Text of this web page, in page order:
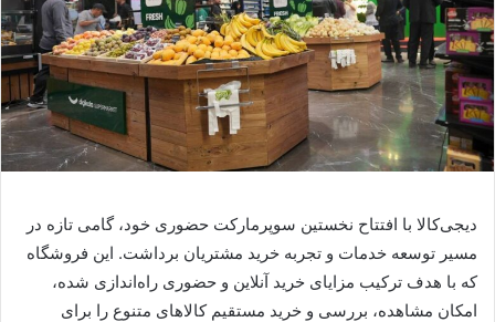
دیجی‌کالا با افتتاح نخستین سوپرمارکت حضوری خود، گامی تازه در
مسیر توسعه خدمات و تجربه خرید مشتریان برداشت. این فروشگاه
که با هدف ترکیب مزایای خرید آنلاین و حضوری راه‌اندازی شده،
امکان مشاهده، بررسی و خرید مستقیم کالاهای متنوع را برای